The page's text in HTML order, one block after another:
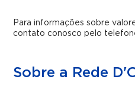
Para informações sobre
contato conosco pelo
Sobre a Rede